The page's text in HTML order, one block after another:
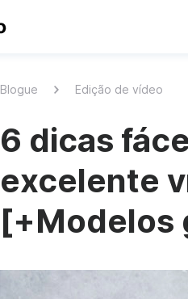
Blogue Edição de vídeo
6 dicas
excelente
[+Modelos